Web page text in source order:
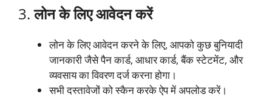
3.लोन के लिए आवेदन करें
लोन के लिए आवेदन करने के लिए, आपको कुछ बुनियादी
जानकारी जैसे पैन कार्ड, आधार कार्ड, बैंक स्टेटमेंट, और
व्यवसाय का विवरण दर्ज करना होगा।
सभी दस्तावेजों को स्कैन करके ऐप में अपलोड करें।